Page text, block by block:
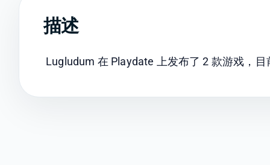
描述
Lugludum 在 Playdate 上发布了 2 款游戏，